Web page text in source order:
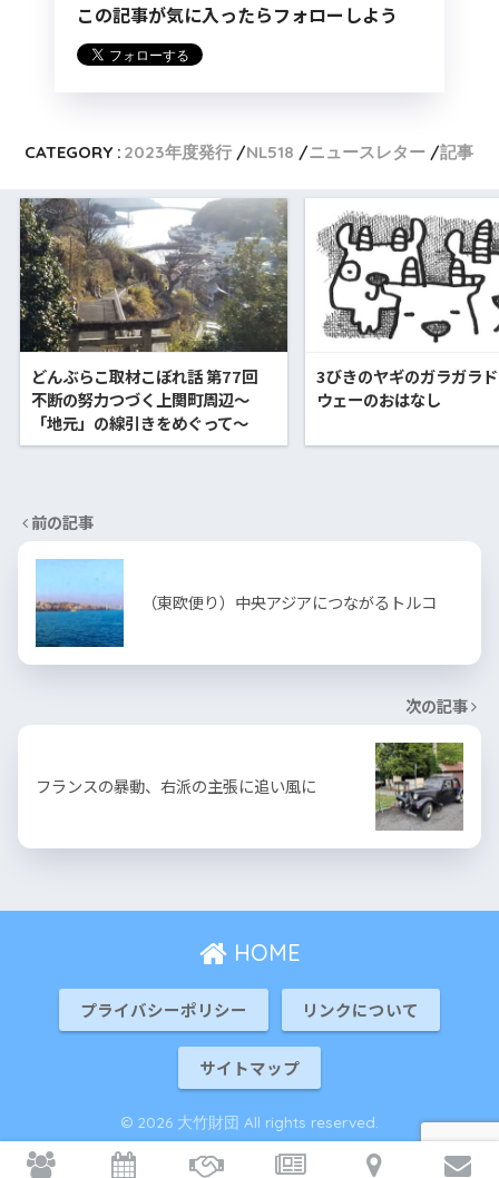
この記事が気に入ったらフォローしよう
CATEGORY : 2023年度発行 NL518 ニュースレター 記事
どんぶらこ取材こぼれ話 第77回
不断の努力つづく上関町周辺〜
「地元」の線引きをめぐって〜
3びきのヤギのガラガラ
ウェーのおはなし
前の記事
（東欧便り）中央アジアにつながるトルコ
次の記事
フランスの暴動、右派の主張に追い風に
HOME
プライバシーポリシー リンクについて
サイトマップ
© 2026 大竹財団 All rights reserved.